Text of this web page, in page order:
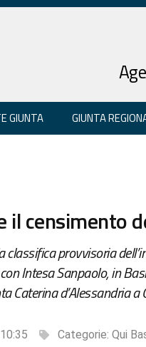
GIUNTA GIUNTA
il censimento
classifica provvisoria
Intesa Sanpaolo, in
Caterina d’Alessandria a
10:35 Categorie: Qui